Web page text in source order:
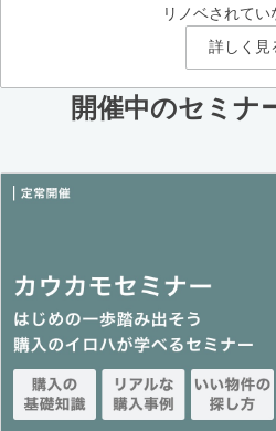
リノベされてい
詳しく見
開催中のセミナ